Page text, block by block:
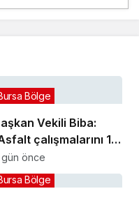
Vekili Biba:
çalışmalarını 12
artırdık”
Bölge
önce
Bölge